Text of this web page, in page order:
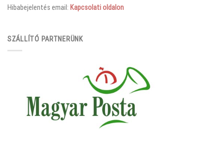
Hibabejelentés email: Kapcsolati oldalon
SZÁLLÍTÓ PARTNERÜNK